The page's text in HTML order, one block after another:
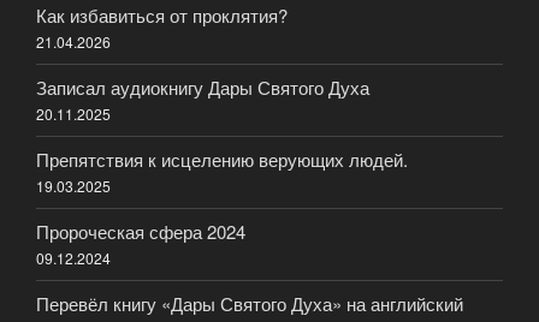
Как избавиться от проклятия?
21.04.2026
Записал аудиокнигу Дары Святого Духа
20.11.2025
Препятствия к исцелению верующих людей.
19.03.2025
Пророческая сфера 2024
09.12.2024
Перевёл книгу «Дары Святого Духа» на английский